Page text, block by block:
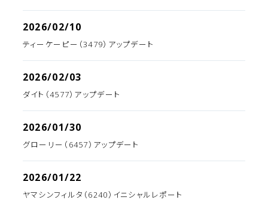
2026/02/10
ティーケーピー（3479）アップデート
2026/02/03
ダイト（4577）アップデート
2026/01/30
グローリー（6457）アップデート
2026/01/22
ヤマシンフィルタ（6240）イニシャルレポート